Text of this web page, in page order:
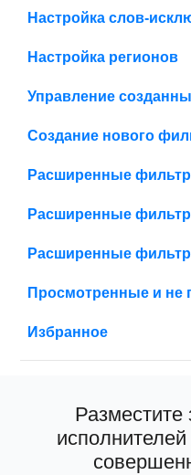
Настройка слов-
Настройка регионов
Управление
Создание нового
Расширенные
Расширенные
Расширенные
Просмотренные и не
Избранное
Разместите